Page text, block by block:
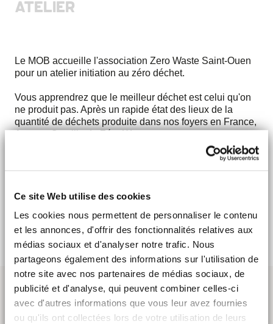
Ce site Web utilise des cookies
Les cookies nous permettent de personnaliser le contenu
et les annonces, d'offrir des fonctionnalités relatives aux
médias sociaux et d'analyser notre trafic. Nous
partageons également des informations sur l'utilisation de
notre site avec nos partenaires de médias sociaux, de
publicité et d'analyse, qui peuvent combiner celles-ci
avec d'autres informations que vous leur avez fournies
ou qu'ils ont collectées lors de votre utilisation de leurs
ATELIER
Le MOB accueille l'association Zero Waste Saint-Ouen
pour un atelier initiation au zéro déchet.
Vous apprendrez que le meilleur déchet est celui qu'on
ne produit pas. Après un rapide état des lieux de la
quantité de déchets produite dans nos foyers en France,
Anne et Camille de Zéro Waste vous proposeront
quelques pistes à explorer pour commencer à réduire la
J'Y VAIS !